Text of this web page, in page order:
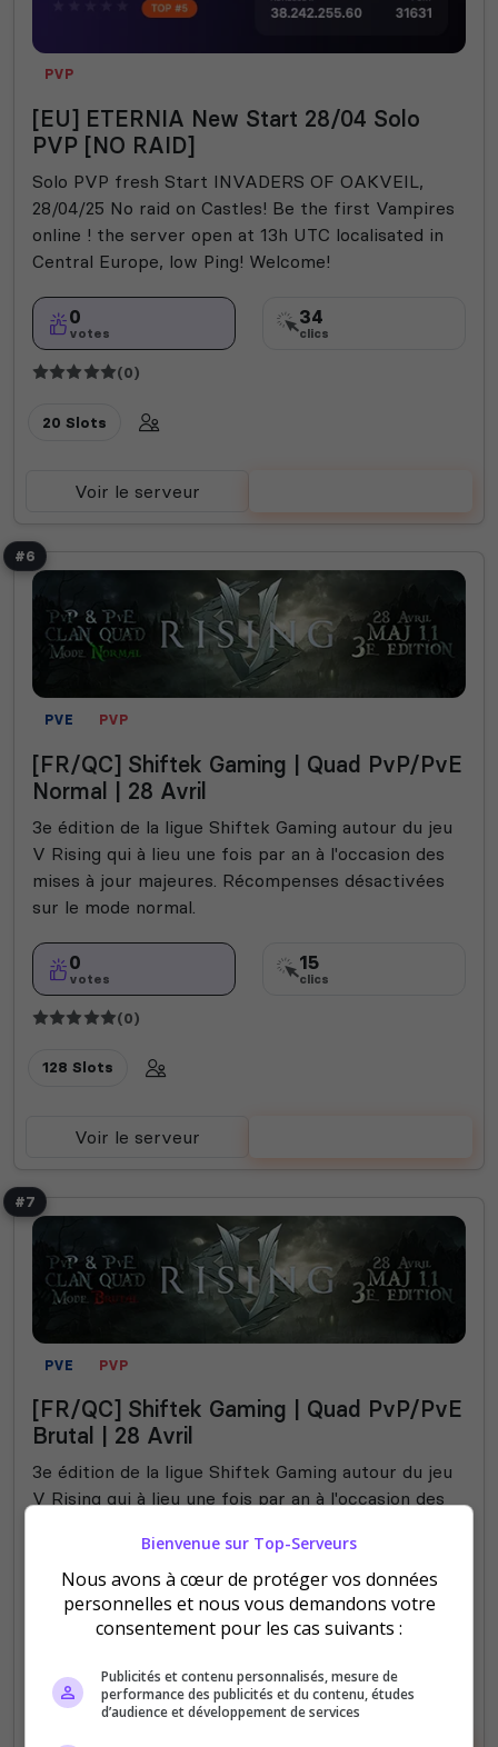
PVP
[EU] ETERNIA New Start 28/04 Solo
PVP [NO RAID]
Solo PVP fresh Start INVADERS OF OAKVEIL,
28/04/25 No raid on Castles! Be the first Vampires
online ! the server open at 13h UTC localisated in
Central Europe, low Ping! Welcome!
0
votes
34
clics
(0)
20 Slots
Voir le serveur
#6
PVE PVP
[FR/QC] Shiftek Gaming | Quad PvP/PvE
Normal | 28 Avril
3e édition de la ligue Shiftek Gaming autour du jeu
V Rising qui à lieu une fois par an à l'occasion des
mises à jour majeures. Récompenses désactivées
sur le mode normal.
0
votes
15
clics
(0)
128 Slots
Voir le serveur
#7
PVE PVP
[FR/QC] Shiftek Gaming | Quad PvP/PvE
Brutal | 28 Avril
3e édition de la ligue Shiftek Gaming autour du jeu
V Rising qui à lieu une fois par an à l'occasion des
0
votes
19
clics
(0)
128 Slots
Bienvenue sur Top-Serveurs
Nous avons à cœur de protéger vos données
personnelles et nous vous demandons votre
consentement pour les cas suivants :
Publicités et contenu personnalisés, mesure de
performance des publicités et du contenu, études
d’audience et développement de services